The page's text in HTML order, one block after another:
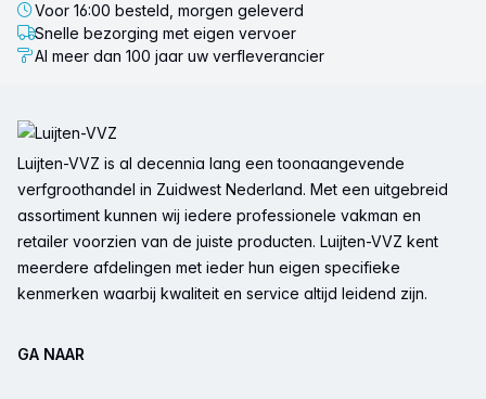
Voor 16:00 besteld, morgen geleverd
Snelle bezorging met eigen vervoer
Al meer dan 100 jaar uw verfleverancier
Luijten-VVZ is al decennia lang een toonaangevende
verfgroothandel in Zuidwest Nederland. Met een uitgebreid
assortiment kunnen wij iedere professionele vakman en
retailer voorzien van de juiste producten. Luijten-VVZ kent
meerdere afdelingen met ieder hun eigen specifieke
kenmerken waarbij kwaliteit en service altijd leidend zijn.
GA NAAR